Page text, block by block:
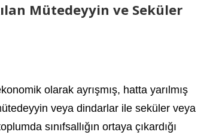
Mütedeyyin ve Seküler
olarak ayrışmış, hatta yarılmış
veya dindarlar ile seküler veya
sınıfsallığın ortaya çıkardığı